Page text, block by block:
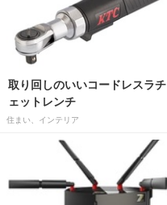
取り回しのいいコードレスラチ
ェットレンチ
住まい、インテリア